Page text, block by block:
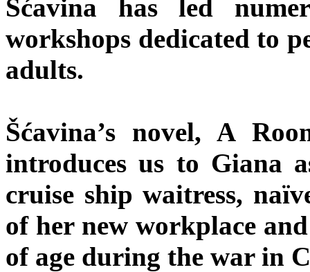
Šćavina has led
workshops dedicated to
adults.
Šćavina’s novel, A
introduces us to Giana
cruise ship waitress,
of her new workplace
of age during the war in